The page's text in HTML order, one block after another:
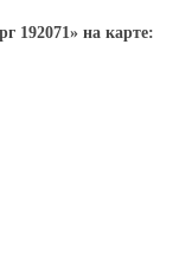
192071 » на карте: